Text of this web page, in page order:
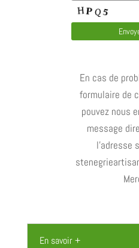
En cas de
formulaire de
pouvez nous
message
l'adresse
En savoir +